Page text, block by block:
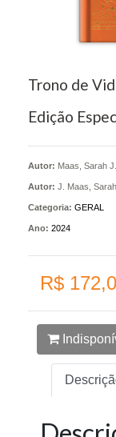
Trono de
Edição
Autor: Maas, Sarah J.
Autor: J. Maas, Sarah
Categoria: GERAL
Ano: 2024
R$